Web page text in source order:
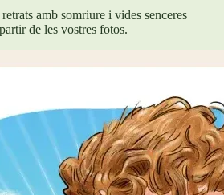
amb somriure i vides senceres
de les vostres fotos.